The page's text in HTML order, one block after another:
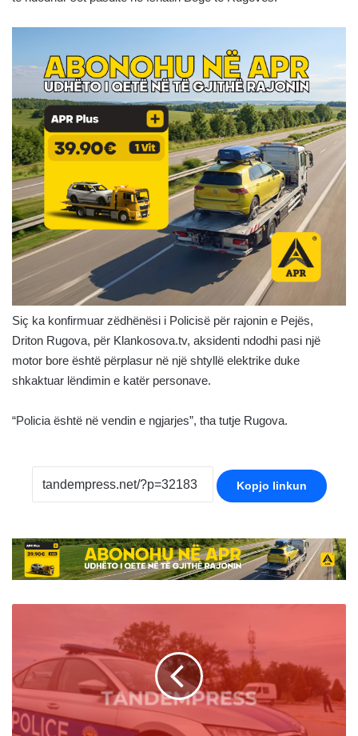
Siç ka konfirmuar zëdhënësi i Policisë për rajonin e Pejës,
Driton Rugova, për Klankosova.tv, aksidenti ndodhi pasi një
motor bore është përplasur në një shtyllë elektrike duke
shkaktuar lëndimin e katër personave.
“Policia është në vendin e ngjarjes”, tha tutje Rugova.
Kopjo linkun
dënuan
me
500€
gjobë,